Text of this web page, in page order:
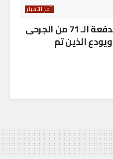
آخر الأخبار
الهلال الأحمر يستقبل الدفعة الـ 71 من الجرحى
الذين تم